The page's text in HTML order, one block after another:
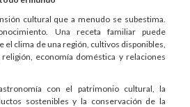
cultural que a menudo se subestima.
Una receta familiar puede
clima de una región, cultivos disponibles,
economía doméstica y relaciones
con el patrimonio cultural, la
sostenibles y la conservación de la